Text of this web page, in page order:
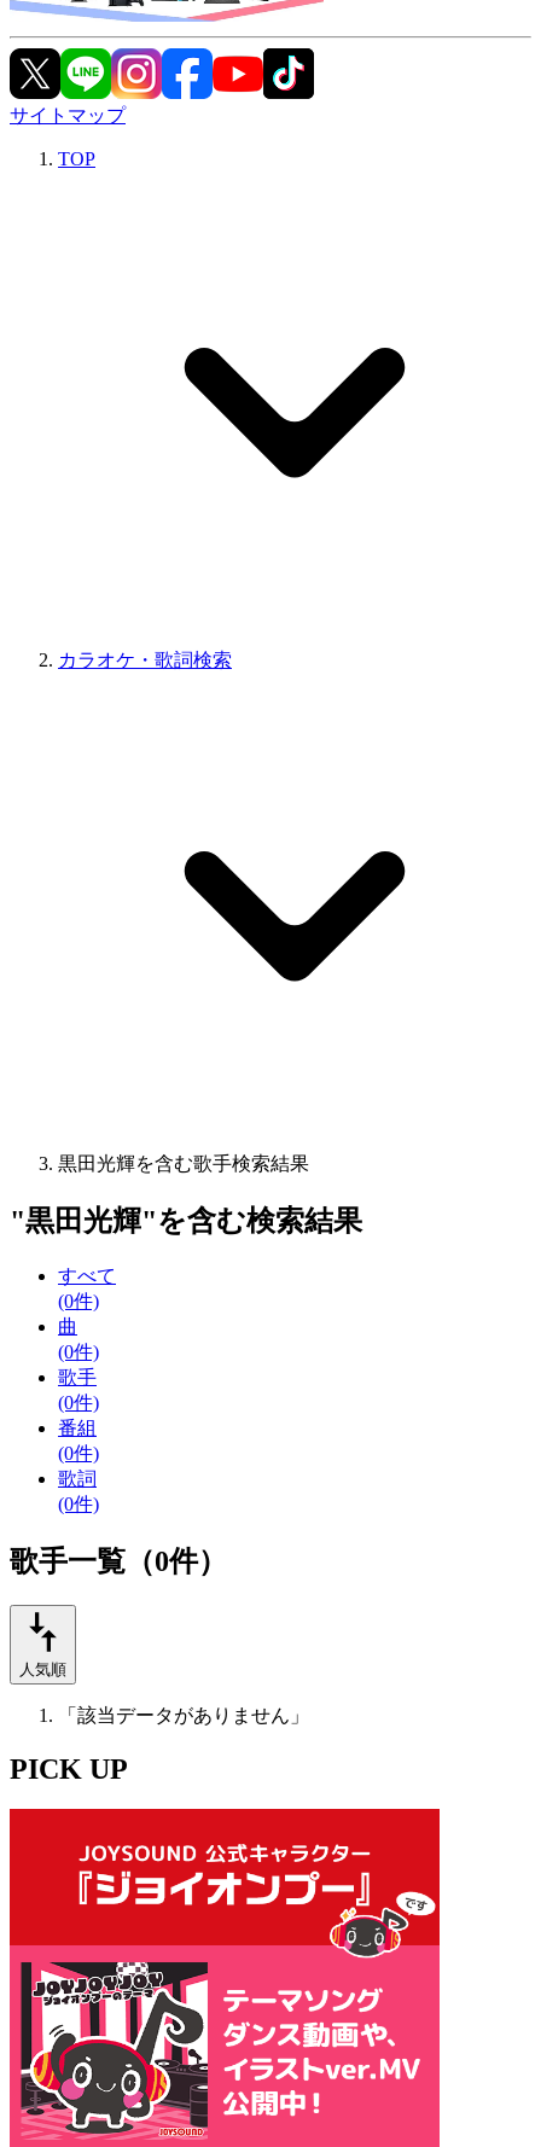
サイトマップ
TOP
カラオケ・歌詞検索
黒田光輝を含む歌手検索結果
"黒田光輝"を含む検索結果
すべて
(0件)
曲
(0件)
歌手
(0件)
番組
(0件)
歌詞
(0件)
歌手一覧（0件）
人気順
「該当データがありません」
PICK UP